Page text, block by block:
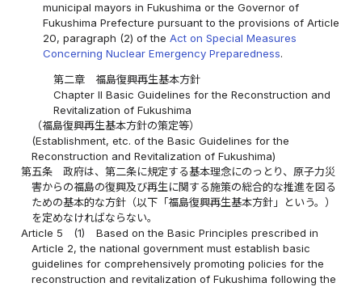
municipal mayors in Fukushima or the Governor of
Fukushima Prefecture pursuant to the provisions of Article
20, paragraph (2) of the Act on Special Measures
Concerning Nuclear Emergency Preparedness.
第二章 福島復興再生基本方針
Chapter II Basic Guidelines for the Reconstruction and
Revitalization of Fukushima
（福島復興再生基本方針の策定等）
(Establishment, etc. of the Basic Guidelines for the
Reconstruction and Revitalization of Fukushima)
第五条
政府は、第二条に規定する基本理念にのっとり、原子力災
害からの福島の復興及び再生に関する施策の総合的な推進を図る
ための基本的な方針（以下「福島復興再生基本方針」という。）
を定めなければならない。
Article 5
(1)
Based on the Basic Principles prescribed in
Article 2, the national government must establish basic
guidelines for comprehensively promoting policies for the
reconstruction and revitalization of Fukushima following the